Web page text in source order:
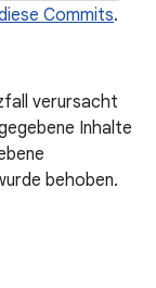
Commits.
verursacht
Inhalte
behoben.